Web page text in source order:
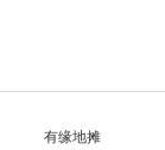
有缘地摊